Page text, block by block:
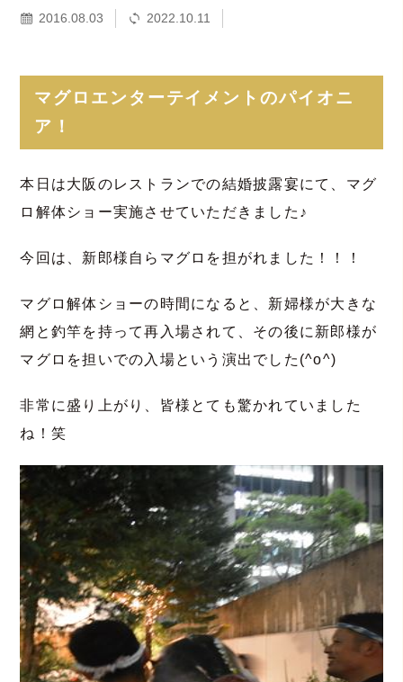
2016.08.03 2022.10.11
マグロエンターテイメントのパイオニ
ア！
本日は大阪のレストランでの結婚披露宴にて、マグ
ロ解体ショー実施させていただきました♪
今回は、新郎様自らマグロを担がれました！！！
マグロ解体ショーの時間になると、新婦様が大きな
網と釣竿を持って再入場されて、その後に新郎様が
マグロを担いでの入場という演出でした(^o^)
非常に盛り上がり、皆様とても驚かれていました
ね！笑